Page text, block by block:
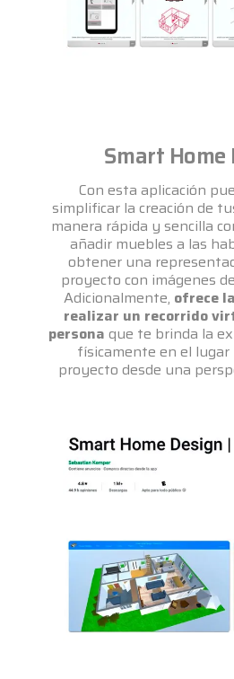
Smart Home
Con esta aplicación
simplificar la creación de
manera rápida y sencilla
añadir muebles a las
obtener una
proyecto con imágenes
Adicionalmente, ofrece
realizar un recorrido
persona que te brinda la
físicamente en el
proyecto desde una